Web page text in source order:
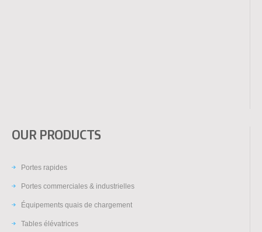
OUR PRODUCTS
Portes rapides
Portes commerciales & industrielles
Équipements quais de chargement
Tables élévatrices